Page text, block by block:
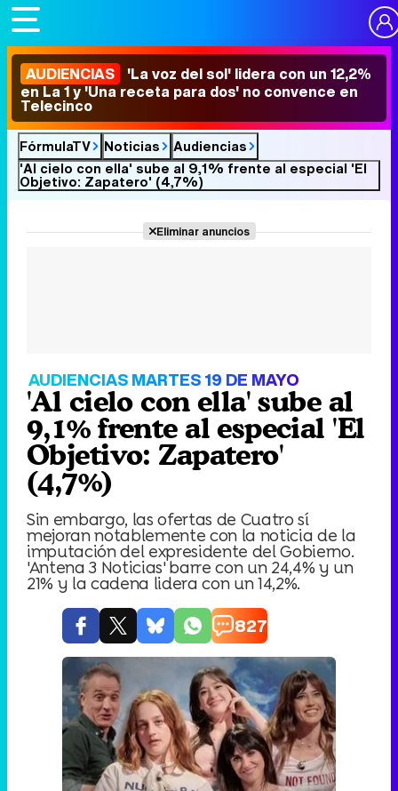
AUDIENCIAS 'La voz del sol' lidera con un 12,2%
en La 1 y 'Una receta para dos' no convence en
Telecinco
FórmulaTV Noticias
Audiencias
'Al cielo con ella' sube al 9,1% frente al especial 'El
Objetivo: Zapatero' (4,7%)
Eliminar anuncios
AUDIENCIAS MARTES 19 DE MAYO
'Al cielo con ella' sube al
9,1% frente al especial 'El
Objetivo: Zapatero'
(4,7%)
Sin embargo, las ofertas de Cuatro sí
mejoran notablemente con la noticia de la
imputación del expresidente del Gobierno.
'Antena 3 Noticias' barre con un 24,4% y un
21% y la cadena lidera con un 14,2%.
827